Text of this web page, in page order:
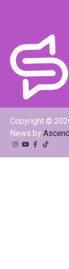
Copyright ©
News by
Instagram
YouTube
Facebook
Tiktok